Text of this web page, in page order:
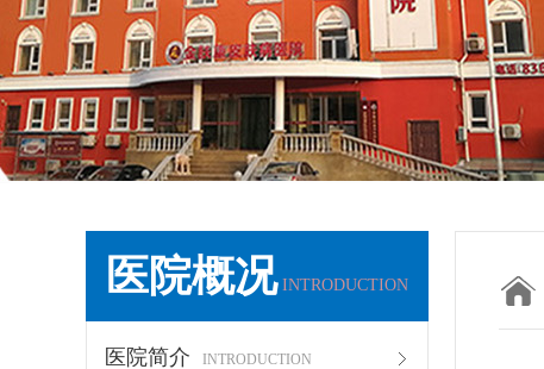
医院概况 INTRODUCTION
医院简介 INTRODUCTION